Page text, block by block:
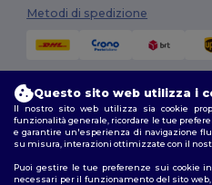
Metodi di spedizione
Seguici
Questo sito web utilizza i
Il nostro sito web utilizza sia cookie
funzionalità generale, ricordare le tue
e garantire un'esperienza di navigazione
su misura, interazioni ottimizzate con il
Puoi gestire le tue preferenze sui cookie
necessari per il funzionamento del sito